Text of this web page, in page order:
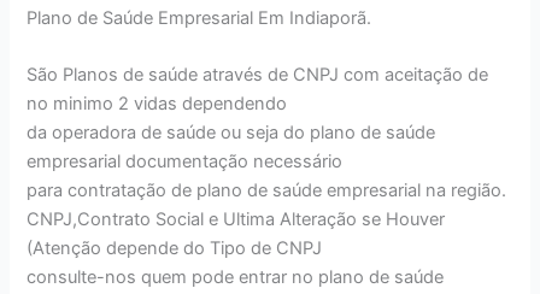
Plano de Saúde Empresarial Em Indiaporã.
São Planos de saúde através de CNPJ com aceitação de
no minimo 2 vidas dependendo
da operadora de saúde ou seja do plano de saúde
empresarial documentação necessário
para contratação de plano de saúde empresarial na região.
CNPJ,Contrato Social e Ultima Alteração se Houver
(Atenção depende do Tipo de CNPJ
consulte-nos quem pode entrar no plano de saúde